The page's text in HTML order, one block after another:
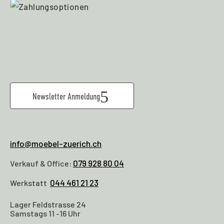
Newsletter Anmeldung
info@moebel-zuerich.ch
Verkauf & Office: 079 928 80 04
Werkstatt 044 461 21 23
Lager Feldstrasse 24
Samstags 11 -16 Uhr